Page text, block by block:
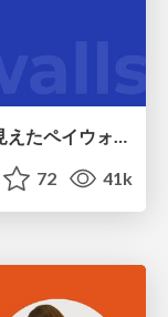
世界の人気アプリ100個を分析して見えたペイウォール設計の心得
72 41k